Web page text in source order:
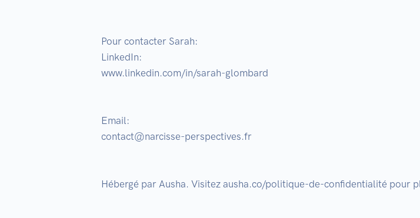
Pour contacter Sarah:
LinkedIn:
www.linkedin.com/in/sarah-glombard
Email:
contact@narcisse-perspectives.fr
Hébergé par Ausha. Visitez ausha.co/politique-de-confidentialité pour